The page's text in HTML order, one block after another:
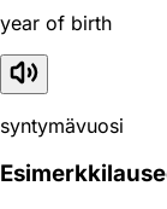
year of birth
syntymävuosi